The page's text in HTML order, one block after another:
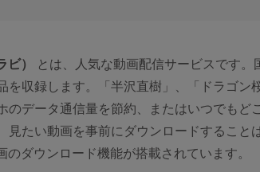
）
とは、人気な動画配信サービスです
を収録します。「半沢直樹」、「ドラゴン
のデータ通信量を節約、またはいつでもど
見たい動画を事前にダウンロードすること
のダウンロード機能が搭載されています。